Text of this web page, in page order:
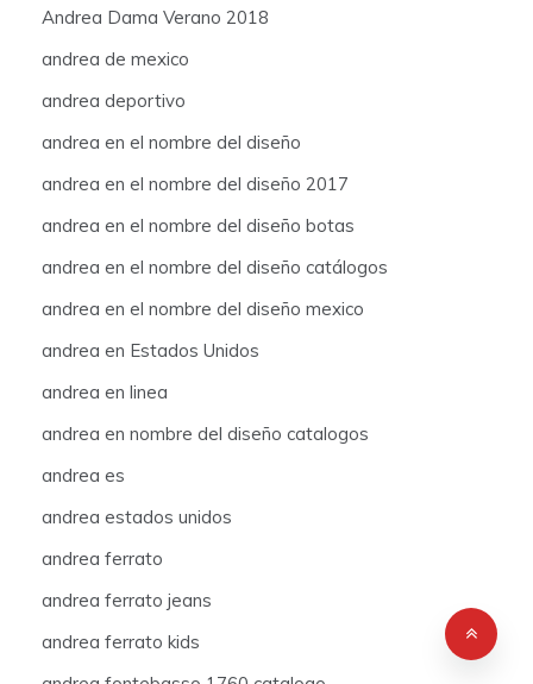
Andrea Dama Verano 2018
andrea de mexico
andrea deportivo
andrea en el nombre del diseño
andrea en el nombre del diseño 2017
andrea en el nombre del diseño botas
andrea en el nombre del diseño catálogos
andrea en el nombre del diseño mexico
andrea en Estados Unidos
andrea en linea
andrea en nombre del diseño catalogos
andrea es
andrea estados unidos
andrea ferrato
andrea ferrato jeans
andrea ferrato kids